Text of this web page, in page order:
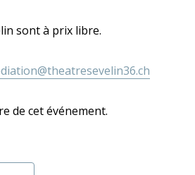
sont à prix libre.
de cet événement.